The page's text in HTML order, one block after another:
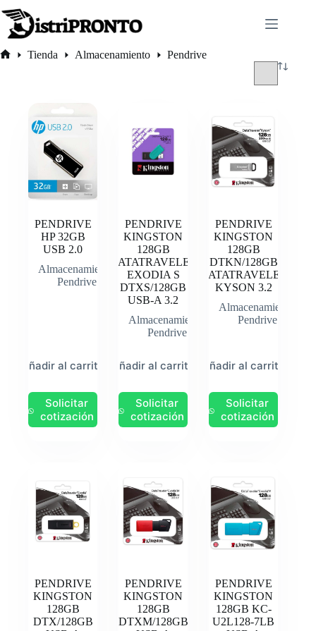
al
contenido
Pendrive
Tienda Almacenamiento Pendrive
PENDRIVE
HP 32GB
USB 2.0
Almacenamiento
Pendrive
Añadir al carrito
Solicitar
cotización
PENDRIVE
KINGSTON
128GB
DATATRAVELER
EXODIA S
DTXS/128GB
USB-A 3.2
Almacenamiento
Pendrive
Añadir al carrito
Solicitar
cotización
PENDRIVE
KINGSTON
128GB
DTKN/128GB
DATATRAVELER
KYSON 3.2
Almacenamiento
Pendrive
Añadir al carrito
Solicitar
cotización
PENDRIVE
KINGSTON
128GB
DTX/128GB
PENDRIVE
KINGSTON
128GB
DTXM/128GB
PENDRIVE
KINGSTON
128GB KC-
U2L128-7LB